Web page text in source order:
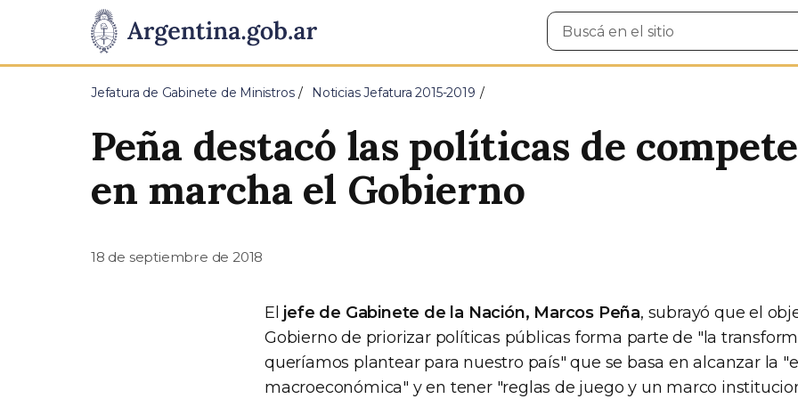
Presidencia
de
Pasar al contenido principal
Buscar
en
Jefatura de Gabinete de Ministros Noticias Jefatura 2015-2019
Peña destacó las políticas de
en marcha el Gobierno
18 de septiembre de 2018
El jefe de Gabinete de la Nación, Marcos Peña, subrayó que el
Gobierno de priorizar políticas públicas forma parte de "la
queríamos plantear para nuestro país" que se basa en alcanzar la
macroeconómica" y en tener "reglas de juego y un marco